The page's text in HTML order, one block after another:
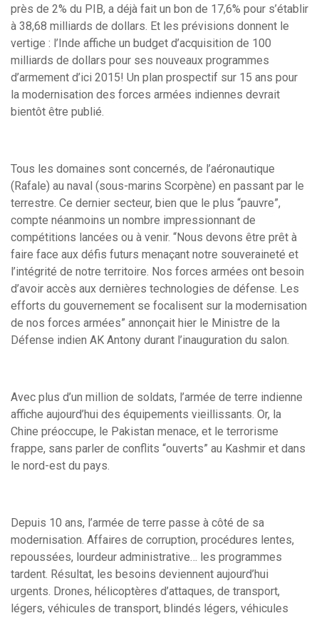
près de 2% du PIB, a déjà fait un bon de 17,6% pour s’établir
à 38,68 milliards de dollars. Et les prévisions donnent le
vertige : l’Inde affiche un budget d’acquisition de 100
milliards de dollars pour ses nouveaux programmes
d’armement d’ici 2015! Un plan prospectif sur 15 ans pour
la modernisation des forces armées indiennes devrait
bientôt être publié.
Tous les domaines sont concernés, de l’aéronautique
(Rafale) au naval (sous-marins Scorpène) en passant par le
terrestre. Ce dernier secteur, bien que le plus “pauvre”,
compte néanmoins un nombre impressionnant de
compétitions lancées ou à venir. “Nous devons être prêt à
faire face aux défis futurs menaçant notre souveraineté et
l’intégrité de notre territoire. Nos forces armées ont besoin
d’avoir accès aux dernières technologies de défense. Les
efforts du gouvernement se focalisent sur la modernisation
de nos forces armées” annonçait hier le Ministre de la
Défense indien AK Antony durant l’inauguration du salon.
Avec plus d’un million de soldats, l’armée de terre indienne
affiche aujourd’hui des équipements vieillissants. Or, la
Chine préoccupe, le Pakistan menace, et le terrorisme
frappe, sans parler de conflits “ouverts” au Kashmir et dans
le nord-est du pays.
Depuis 10 ans, l’armée de terre passe à côté de sa
modernisation. Affaires de corruption, procédures lentes,
repoussées, lourdeur administrative… les programmes
tardent. Résultat, les besoins deviennent aujourd’hui
urgents. Drones, hélicoptères d’attaques, de transport,
légers, véhicules de transport, blindés légers, véhicules